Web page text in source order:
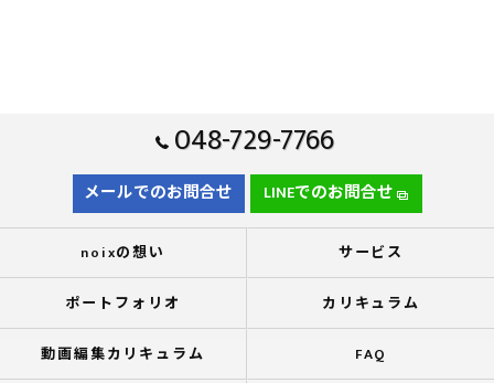
048-729-7766
メールでのお問合せ LINEでのお問合せ
noixの想い サービス
ポートフォリオ カリキュラム
動画編集カリキュラム FAQ